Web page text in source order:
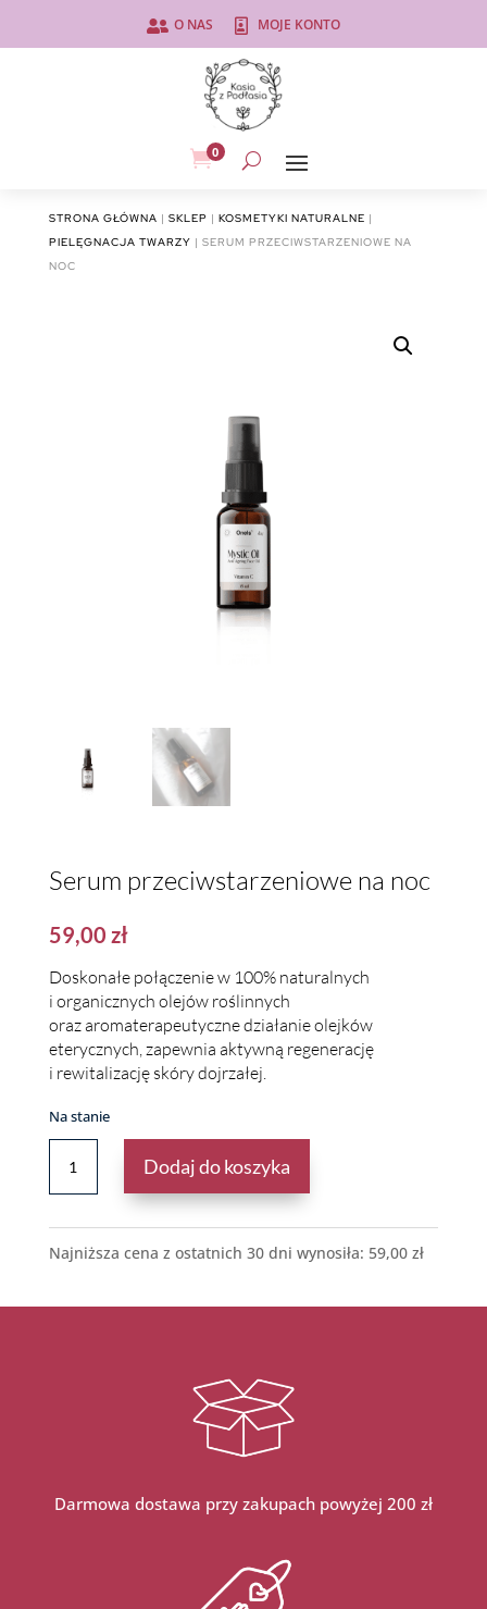
 O NAS  MOJE KONTO
0
STRONA GŁÓWNA | SKLEP | KOSMETYKI NATURALNE |
PIELĘGNACJA TWARZY | SERUM PRZECIWSTARZENIOWE NA
NOC
Serum przeciwstarzeniowe na noc
59,00 zł
Doskonałe połączenie w 100% naturalnych
i organicznych olejów roślinnych
oraz aromaterapeutyczne działanie olejków
eterycznych, zapewnia aktywną regenerację
i rewitalizację skóry dojrzałej.
Na stanie
SERUM
PRZECIWSTARZENIOWE
NA
NOC
Dodaj do koszyka
Najniższa cena z ostatnich 30 dni wynosiła: 59,00 zł
Darmowa dostawa przy zakupach powyżej 200 zł